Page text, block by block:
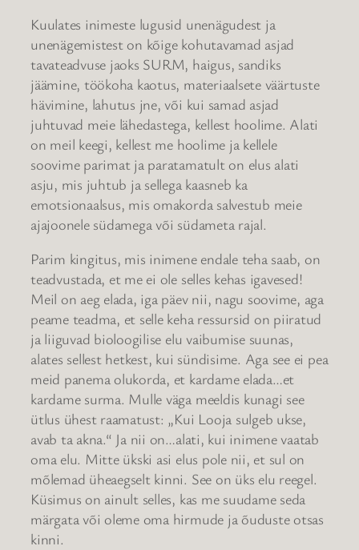
Kuulates inimeste lugusid unenägudest ja
unenägemistest on kõige kohutavamad asjad
tavateadvuse jaoks SURM, haigus, sandiks
jäämine, töökoha kaotus, materiaalsete väärtuste
hävimine, lahutus jne, või kui samad asjad
juhtuvad meie lähedastega, kellest hoolime. Alati
on meil keegi, kellest me hoolime ja kellele
soovime parimat ja paratamatult on elus alati
asju, mis juhtub ja sellega kaasneb ka
emotsionaalsus, mis omakorda salvestub meie
ajajoonele südamega või südameta rajal.
Parim kingitus, mis inimene endale teha saab, on
teadvustada, et me ei ole selles kehas igavesed!
Meil on aeg elada, iga päev nii, nagu soovime, aga
peame teadma, et selle keha ressursid on piiratud
ja liiguvad bioloogilise elu vaibumise suunas,
alates sellest hetkest, kui sündisime. Aga see ei pea
meid panema olukorda, et kardame elada…et
kardame surma. Mulle väga meeldis kunagi see
ütlus ühest raamatust: „Kui Looja sulgeb ukse,
avab ta akna.“ Ja nii on…alati, kui inimene vaatab
oma elu. Mitte ükski asi elus pole nii, et sul on
mõlemad üheaegselt kinni. See on üks elu reegel.
Küsimus on ainult selles, kas me suudame seda
märgata või oleme oma hirmude ja õuduste otsas
kinni.